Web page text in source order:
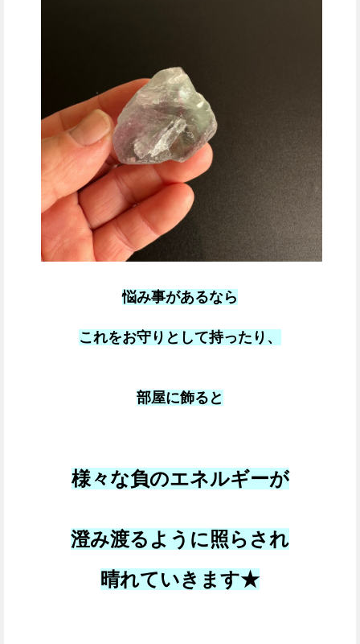
悩み事があるなら
これをお守りとして持ったり、
部屋に飾ると
様々な負のエネルギーが
澄み渡るように照らされ
晴れていきます★